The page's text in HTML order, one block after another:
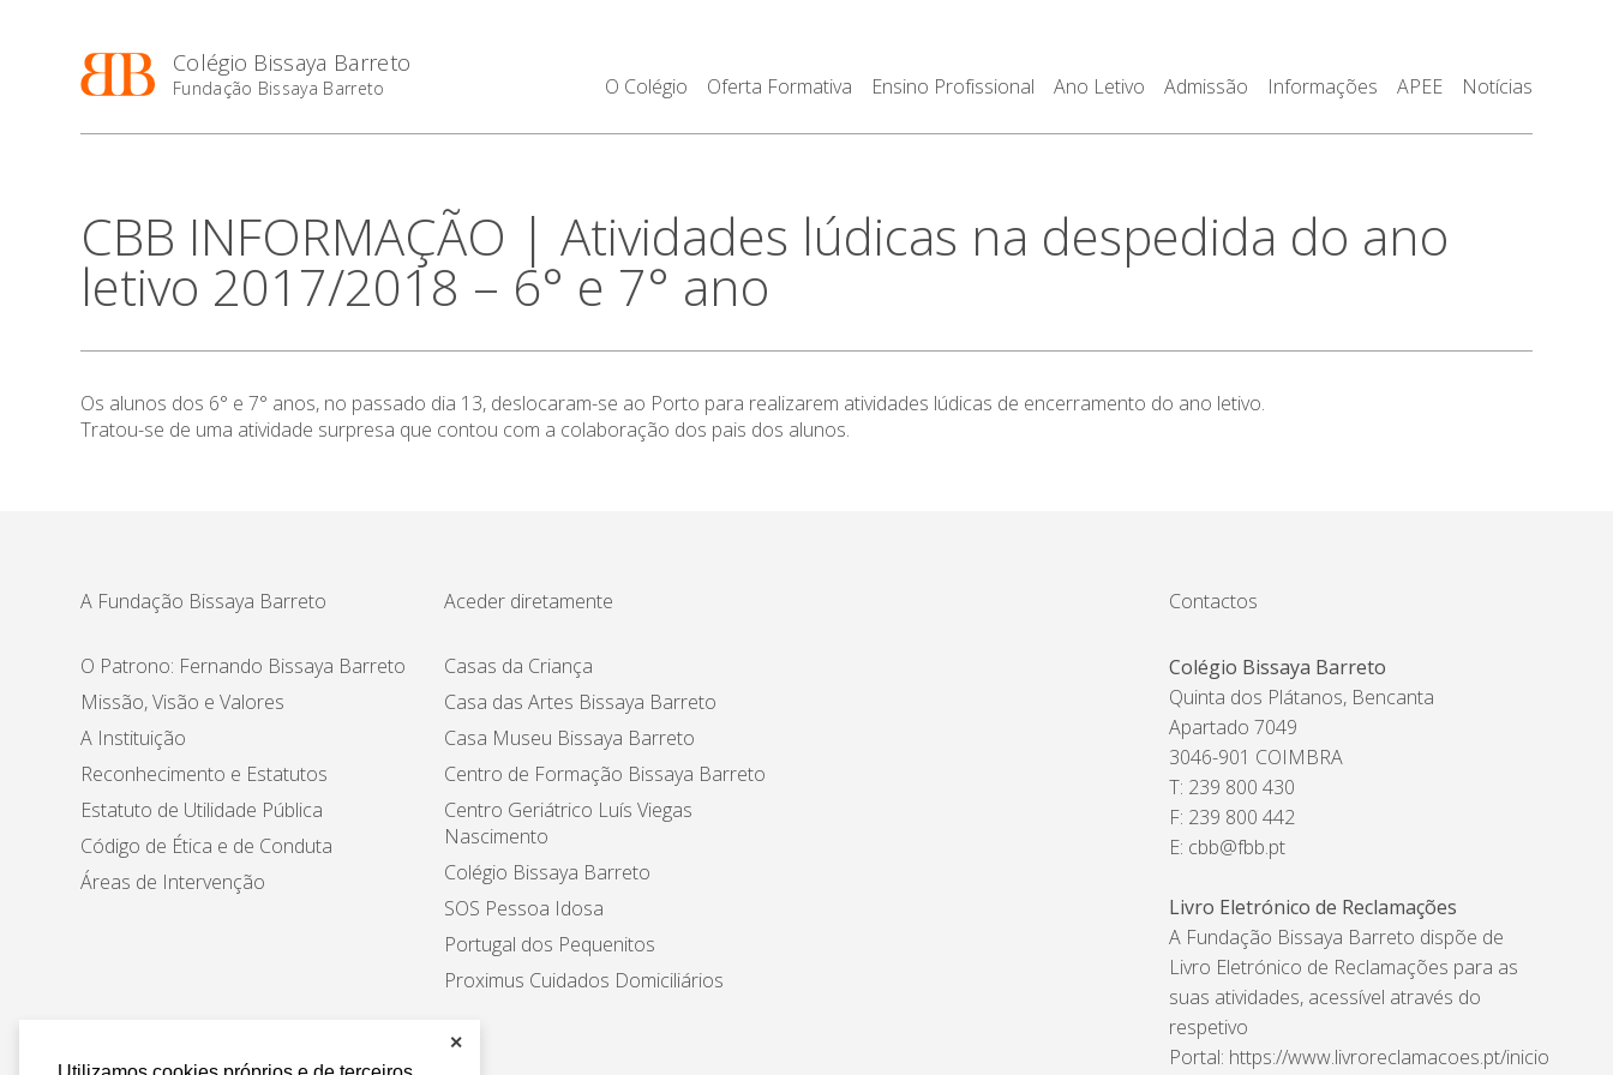
✕
Colégio Bissaya Barreto
Fundação Bissaya Barreto O Colégio Oferta Formativa Ensino Profissional Ano Letivo Admissão Informações APEE Notícias
CBB INFORMAÇÃO | Atividades lúdicas na despedida do ano
letivo 2017/2018 – 6° e 7° ano
Os alunos dos 6° e 7° anos, no passado dia 13, deslocaram-se ao Porto para realizarem atividades lúdicas de encerramento do ano letivo.
Tratou-se de uma atividade surpresa que contou com a colaboração dos pais dos alunos.
A Fundação Bissaya Barreto
O Patrono: Fernando Bissaya Barreto
Missão, Visão e Valores
A Instituição
Reconhecimento e Estatutos
Estatuto de Utilidade Pública
Código de Ética e de Conduta
Áreas de Intervenção
Aceder diretamente
Casas da Criança
Casa das Artes Bissaya Barreto
Casa Museu Bissaya Barreto
Centro de Formação Bissaya Barreto
Centro Geriátrico Luís Viegas
Nascimento
Colégio Bissaya Barreto
SOS Pessoa Idosa
Portugal dos Pequenitos
Proximus Cuidados Domiciliários
Contactos
Colégio Bissaya Barreto
Quinta dos Plátanos, Bencanta
Apartado 7049
3046-901 COIMBRA
T: 239 800 430
F: 239 800 442
E: cbb@fbb.pt
Livro Eletrónico de Reclamações
A Fundação Bissaya Barreto dispõe de
Livro Eletrónico de Reclamações para as
suas atividades, acessível através do
respetivo
Portal: https://www.livroreclamacoes.pt/inicio